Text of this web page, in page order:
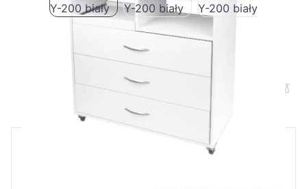
Pomocnik unit podologiczny Y-200 biały
Cena B2B Cena detaliczna
224,99 €